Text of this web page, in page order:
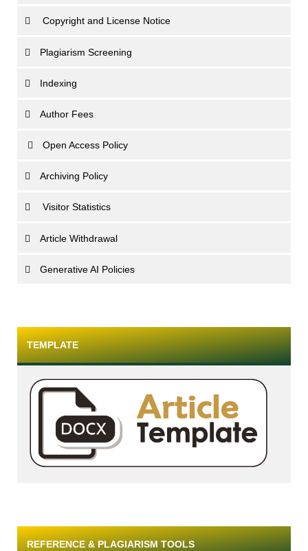
Copyright and License Notice
Plagiarism Screening
Indexing
Author Fees
Open Access Policy
Archiving Policy
Visitor Statistics
Article Withdrawal
Generative AI Policies
TEMPLATE
REFERENCE & PLAGIARISM TOOLS